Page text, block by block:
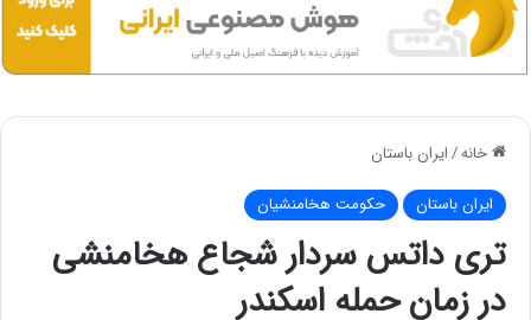
خانه/ایران باستان
ایران باستان حکومت هخامنشیان
تری داتس سردار شجاع هخامنشی
در زمان حمله اسکندر